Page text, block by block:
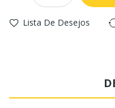
Lista De Desejos